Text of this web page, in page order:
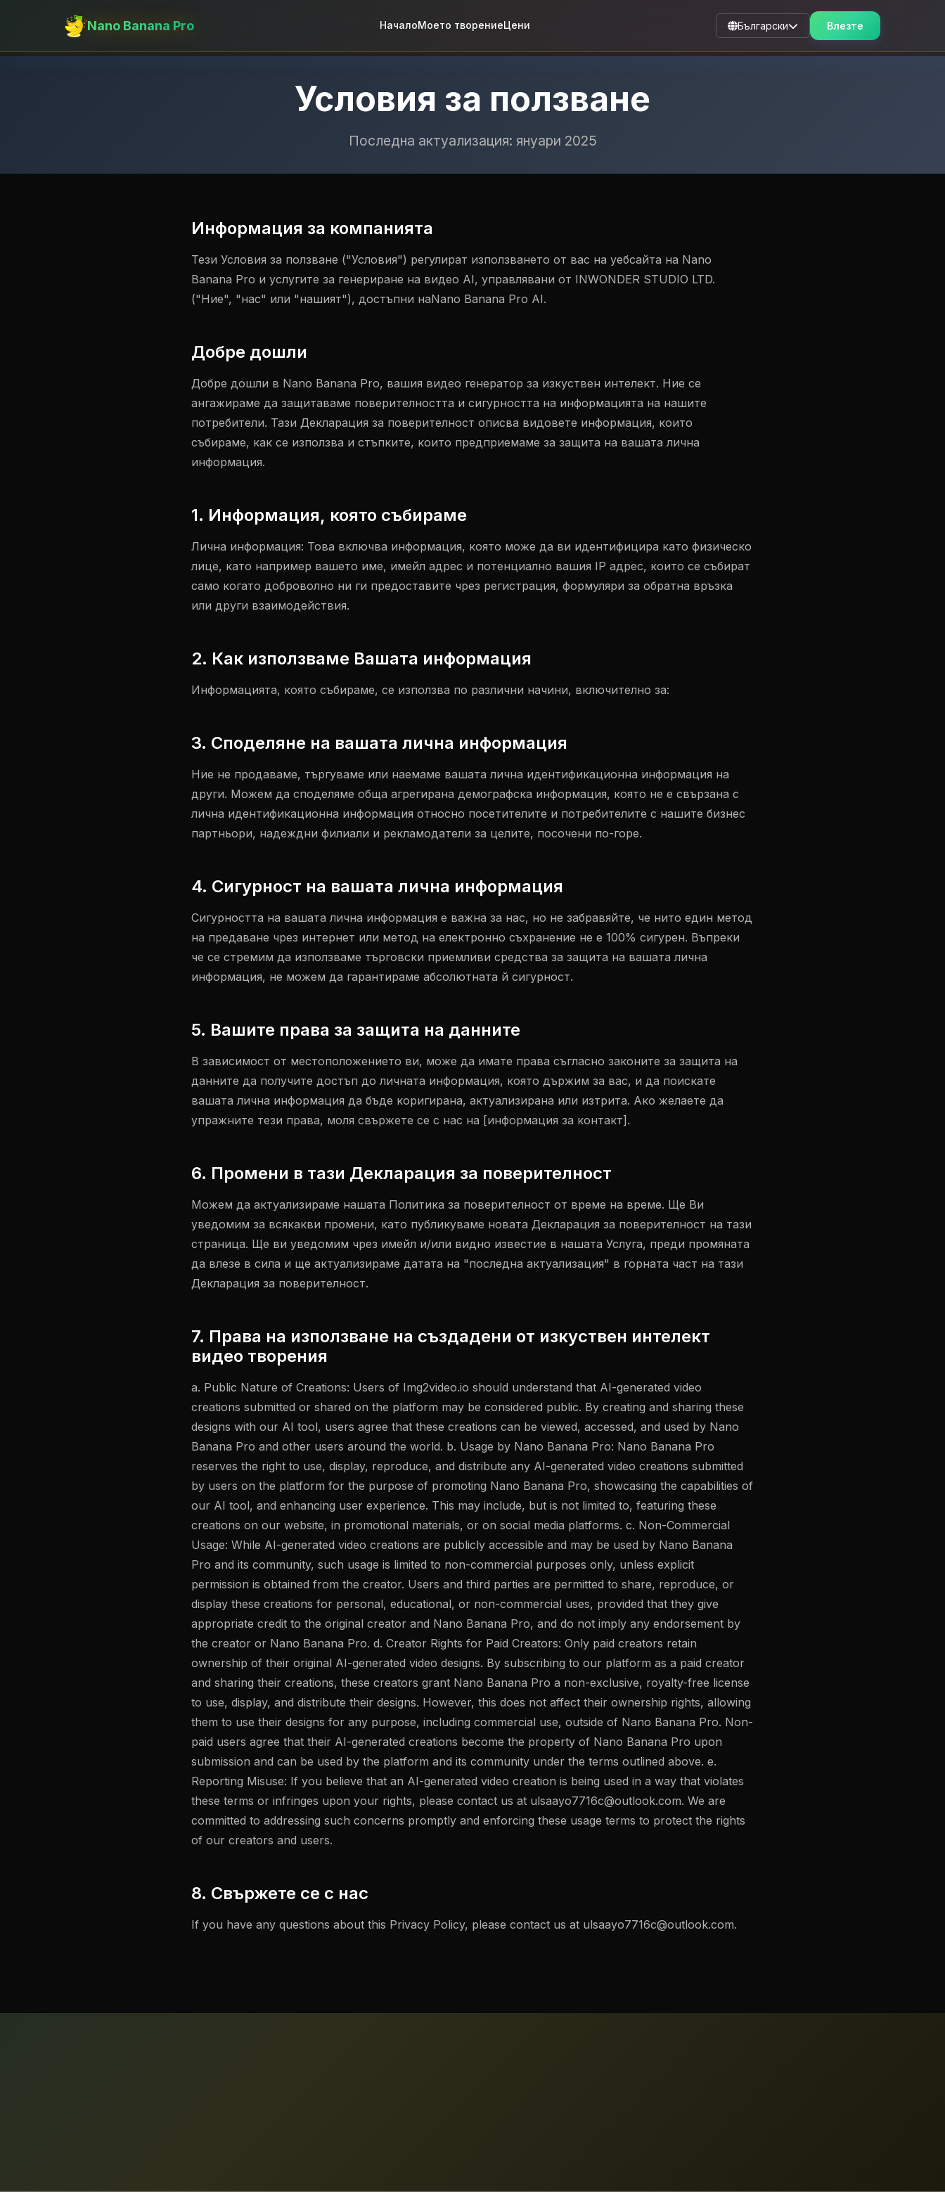
Nano Banana Pro НачалоМоето творениеЦени Български Влезте
Условия за ползване
Последна актуализация: януари 2025
Информация за компанията
Тези Условия за ползване ("Условия") регулират използването от вас на уебсайта на Nano
Banana Pro и услугите за генериране на видео AI, управлявани от INWONDER STUDIO LTD.
("Ние", "нас" или "нашият"), достъпни наNano Banana Pro AI.
Добре дошли
Добре дошли в Nano Banana Pro, вашия видео генератор за изкуствен интелект. Ние се
ангажираме да защитаваме поверителността и сигурността на информацията на нашите
потребители. Тази Декларация за поверителност описва видовете информация, които
събираме, как се използва и стъпките, които предприемаме за защита на вашата лична
информация.
1. Информация, която събираме
Лична информация: Това включва информация, която може да ви идентифицира като физическо
лице, като например вашето име, имейл адрес и потенциално вашия IP адрес, които се събират
само когато доброволно ни ги предоставите чрез регистрация, формуляри за обратна връзка
или други взаимодействия.
2. Как използваме Вашата информация
Информацията, която събираме, се използва по различни начини, включително за:
3. Споделяне на вашата лична информация
Ние не продаваме, търгуваме или наемаме вашата лична идентификационна информация на
други. Можем да споделяме обща агрегирана демографска информация, която не е свързана с
лична идентификационна информация относно посетителите и потребителите с нашите бизнес
партньори, надеждни филиали и рекламодатели за целите, посочени по-горе.
4. Сигурност на вашата лична информация
Сигурността на вашата лична информация е важна за нас, но не забравяйте, че нито един метод
на предаване чрез интернет или метод на електронно съхранение не е 100% сигурен. Въпреки
че се стремим да използваме търговски приемливи средства за защита на вашата лична
информация, не можем да гарантираме абсолютната й сигурност.
5. Вашите права за защита на данните
В зависимост от местоположението ви, може да имате права съгласно законите за защита на
данните да получите достъп до личната информация, която държим за вас, и да поискате
вашата лична информация да бъде коригирана, актуализирана или изтрита. Ако желаете да
упражните тези права, моля свържете се с нас на [информация за контакт].
6. Промени в тази Декларация за поверителност
Можем да актуализираме нашата Политика за поверителност от време на време. Ще Ви
уведомим за всякакви промени, като публикуваме новата Декларация за поверителност на тази
страница. Ще ви уведомим чрез имейл и/или видно известие в нашата Услуга, преди промяната
да влезе в сила и ще актуализираме датата на "последна актуализация" в горната част на тази
Декларация за поверителност.
7. Права на използване на създадени от изкуствен интелект
видео творения
a. Public Nature of Creations: Users of Img2video.io should understand that AI-generated video
creations submitted or shared on the platform may be considered public. By creating and sharing these
designs with our AI tool, users agree that these creations can be viewed, accessed, and used by Nano
Banana Pro and other users around the world. b. Usage by Nano Banana Pro: Nano Banana Pro
reserves the right to use, display, reproduce, and distribute any AI-generated video creations submitted
by users on the platform for the purpose of promoting Nano Banana Pro, showcasing the capabilities of
our AI tool, and enhancing user experience. This may include, but is not limited to, featuring these
creations on our website, in promotional materials, or on social media platforms. c. Non-Commercial
Usage: While AI-generated video creations are publicly accessible and may be used by Nano Banana
Pro and its community, such usage is limited to non-commercial purposes only, unless explicit
permission is obtained from the creator. Users and third parties are permitted to share, reproduce, or
display these creations for personal, educational, or non-commercial uses, provided that they give
appropriate credit to the original creator and Nano Banana Pro, and do not imply any endorsement by
the creator or Nano Banana Pro. d. Creator Rights for Paid Creators: Only paid creators retain
ownership of their original AI-generated video designs. By subscribing to our platform as a paid creator
and sharing their creations, these creators grant Nano Banana Pro a non-exclusive, royalty-free license
to use, display, and distribute their designs. However, this does not affect their ownership rights, allowing
them to use their designs for any purpose, including commercial use, outside of Nano Banana Pro. Non-
paid users agree that their AI-generated creations become the property of Nano Banana Pro upon
submission and can be used by the platform and its community under the terms outlined above. e.
Reporting Misuse: If you believe that an AI-generated video creation is being used in a way that violates
these terms or infringes upon your rights, please contact us at ulsaayo7716c@outlook.com. We are
committed to addressing such concerns promptly and enforcing these usage terms to protect the rights
of our creators and users.
8. Свържете се с нас
If you have any questions about this Privacy Policy, please contact us at ulsaayo7716c@outlook.com.